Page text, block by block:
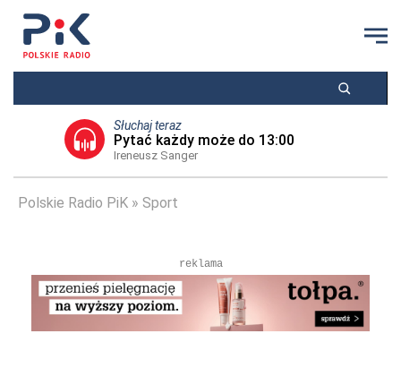
Słuchaj teraz
Pytać każdy może do 13:00
Ireneusz Sanger
Polskie Radio PiK Sport
reklama